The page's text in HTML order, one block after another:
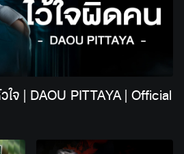
จ | DAOU PITTAYA | Official